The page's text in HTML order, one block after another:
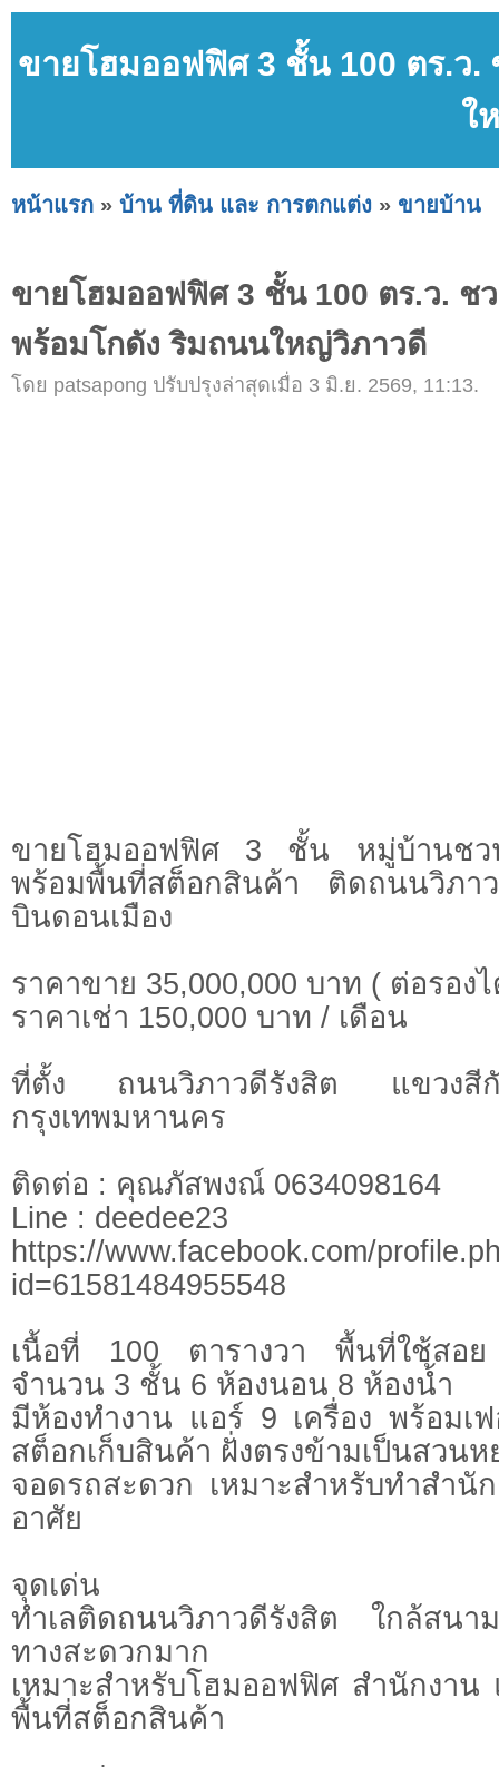
ขายโฮมออฟฟิศ 3 ชั้น 100 ตร.ว
ใ
หน้าแรก » บ้าน ที่ดิน และ การตกแต่ง » ขายบ้าน
ขายโฮมออฟฟิศ 3 ชั้น 100 ตร.ว. ช
พร้อมโกดัง ริมถนนใหญ่วิภาวดี
โดย patsapong ปรับปรุงล่าสุดเมื่อ 3 มิ.ย. 2569, 11:13.
ขายโฮมออฟฟิศ 3 ชั้น หมู่บ้านชว
พร้อมพื้นที่สต็อกสินค้า ติดถนนวิภา
บินดอนเมือง
ราคาขาย 35,000,000 บาท ( ต่อรอง
ราคาเช่า 150,000 บาท / เดือน
ที่ตั้ง ถนนวิภาวดีรังสิต แขวงสี
กรุงเทพมหานคร
ติดต่อ : คุณภัสพงณ์ 0634098164
Line : deedee23
https://www.facebook.com/
id=61581484955548
เนื้อที่ 100 ตารางวา พื้นที่ใช้สอย
จำนวน 3 ชั้น 6 ห้องนอน 8 ห้องน้ำ
มีห้องทำงาน แอร์ 9 เครื่อง พร้อมเ
สต็อกเก็บสินค้า ฝั่งตรงข้ามเป็นสวนห
จอดรถสะดวก เหมาะสำหรับทำสำนั
อาศัย
จุดเด่น
ทำเลติดถนนวิภาวดีรังสิต ใกล้สนา
ทางสะดวกมาก
เหมาะสำหรับโฮมออฟฟิศ สำนักงาน
พื้นที่สต็อกสินค้า